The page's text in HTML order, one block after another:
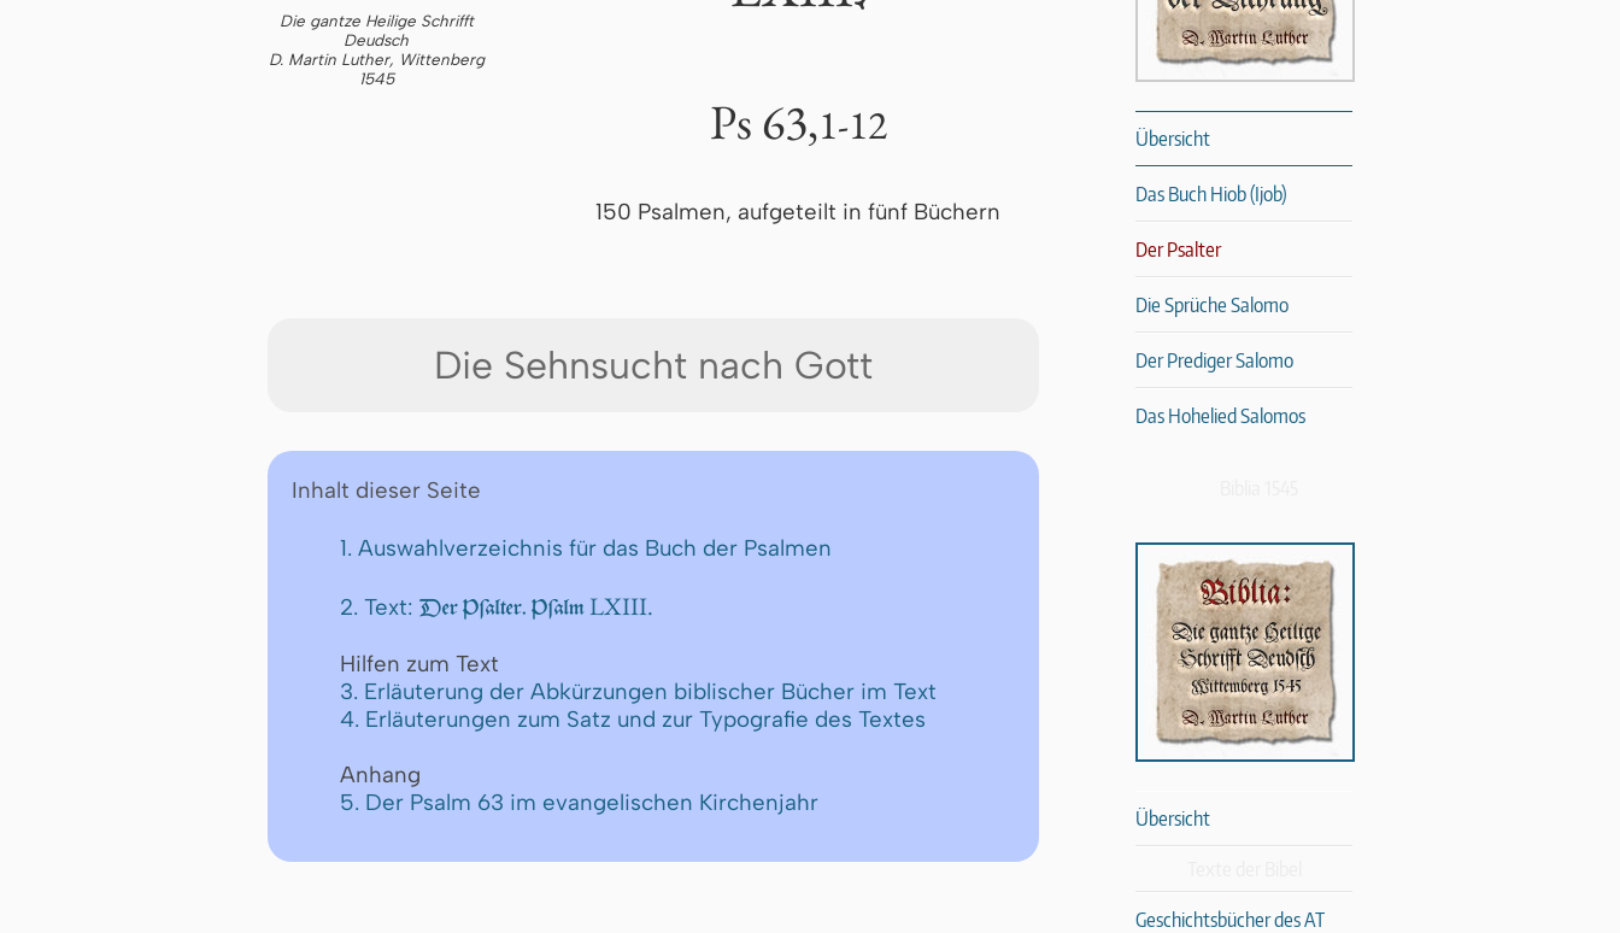
Die gantze Heilige Schrifft
Deudsch
D. Martin Luther, Wittenberg
1545
Ps 63,1-12
150 Psalmen, aufgeteilt in fünf Büchern
Die Sehnsucht nach Gott
Inhalt dieser Seite
1. Auswahlverzeichnis für das Buch der Psalmen
2. Text: Der Pſalter. Pſalm LXIII.
Hilfen zum Text
3. Erläuterung der Abkürzungen biblischer Bücher im Text
4. Erläuterungen zum Satz und zur Typografie des Textes
Anhang
5. Der Psalm 63 im evangelischen Kirchenjahr
Übersicht
Das Buch Hiob (Ijob)
Der Psalter
Die Sprüche Salomo
Der Prediger Salomo
Das Hohelied Salomos
Übersicht
Geschichtsbücher des AT